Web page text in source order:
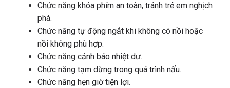
Chức năng khóa phím an toàn, tránh trẻ em nghịch
phá.
Chức năng tự động ngắt khi không có nồi hoặc
nồi không phù hợp.
Chức năng cảnh báo nhiệt dư.
Chức năng tạm dừng trong quá trình nấu.
Chức năng hẹn giờ tiện lợi.